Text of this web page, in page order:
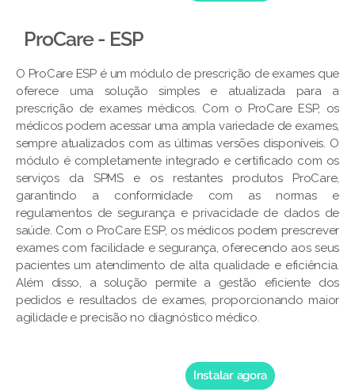
ProCare - ESP
O ProCare ESP é um módulo de prescrição de exames que
oferece uma solução simples e atualizada para a
prescrição de exames médicos. Com o ProCare ESP, os
médicos podem acessar uma ampla variedade de exames,
sempre atualizados com as últimas versões disponíveis. O
módulo é completamente integrado e certificado com os
serviços da SPMS e os restantes produtos ProCare,
garantindo a conformidade com as normas e
regulamentos de segurança e privacidade de dados de
saúde. Com o ProCare ESP, os médicos podem prescrever
exames com facilidade e segurança, oferecendo aos seus
pacientes um atendimento de alta qualidade e eficiência.
Além disso, a solução permite a gestão eficiente dos
pedidos e resultados de exames, proporcionando maior
agilidade e precisão no diagnóstico médico.
Instalar agora